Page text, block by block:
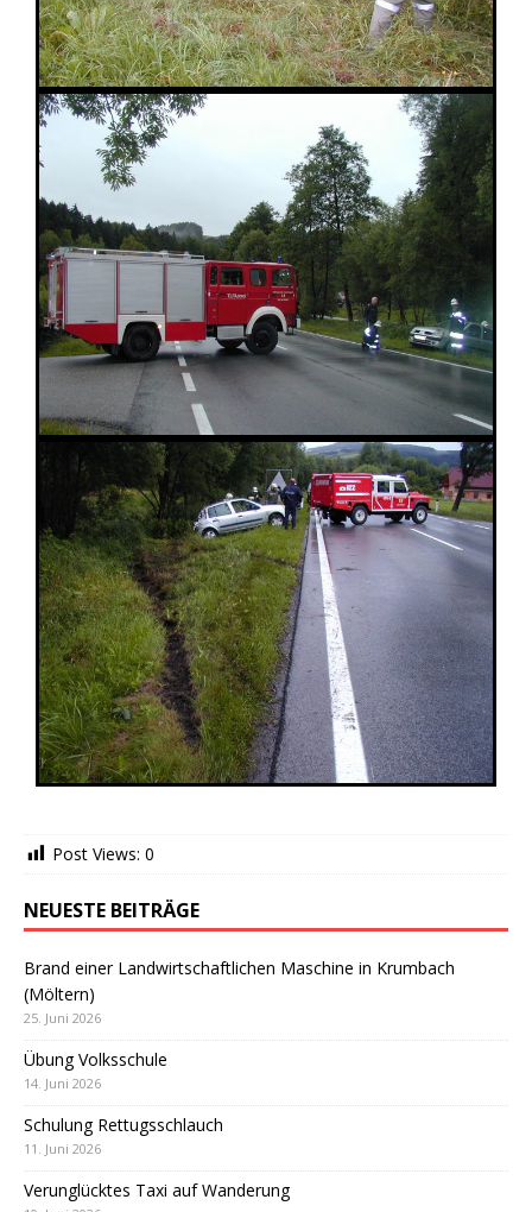
Post Views: 0
NEUESTE BEITRÄGE
Brand einer Landwirtschaftlichen Maschine in Krumbach
(Möltern)
25. Juni 2026
Übung Volksschule
14. Juni 2026
Schulung Rettugsschlauch
11. Juni 2026
Verunglücktes Taxi auf Wanderung